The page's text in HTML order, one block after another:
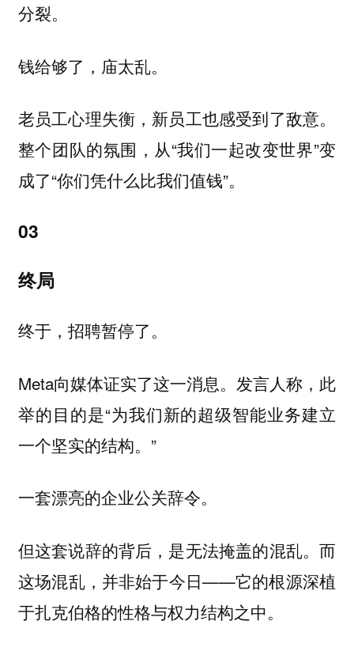
分裂。
钱给够了，庙太乱。
老员工心理失衡，新员工也感受到了敌意。
整个团队的氛围，从“我们一起改变世界”变
成了“你们凭什么比我们值钱”。
03
终局
终于，招聘暂停了。
Meta向媒体证实了这一消息。发言人称，此
举的目的是“为我们新的超级智能业务建立
一个坚实的结构。”
一套漂亮的企业公关辞令。
但这套说辞的背后，是无法掩盖的混乱。而
这场混乱，并非始于今日——它的根源深植
于扎克伯格的性格与权力结构之中。